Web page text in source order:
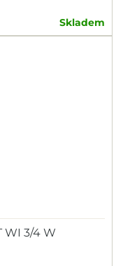
Skladem
WI 3/4 W